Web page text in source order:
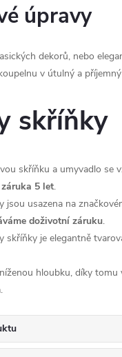
úpravy
dekorů, nebo
v útulný a
skříňky
skříňku a umyvadlo se
5 let.
jsou usazena na
doživotní záruku.
skříňky je elegantně
hloubku, díky